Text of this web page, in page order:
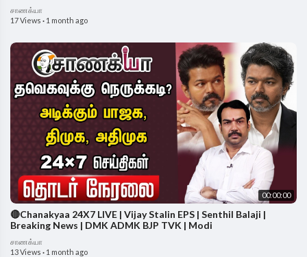
சாணக்யா
17 Views · 1 month ago
00:00:00
🔴Chanakyaa 24X7 LIVE | Vijay Stalin EPS | Senthil Balaji |
Breaking News | DMK ADMK BJP TVK | Modi
சாணக்யா
13 Views · 1 month ago